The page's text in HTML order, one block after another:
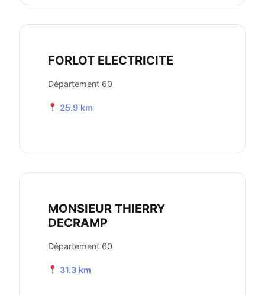
FORLOT ELECTRICITE
Département 60
25.9 km
MONSIEUR THIERRY
DECRAMP
Département 60
31.3 km